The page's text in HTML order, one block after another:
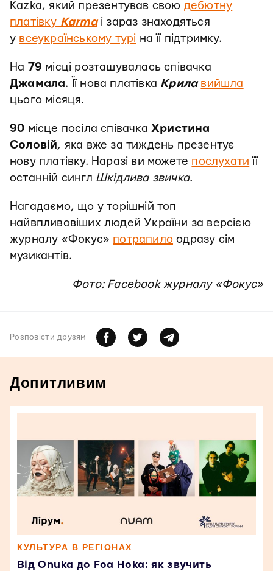
Kazka, який презентував свою дебютну
платівку Karmaі зараз знаходяться
у всеукраїнському турі на її підтримку.
На 79 місці розташувалась співачка
Джамала. Її нова платівка Крила вийшла
цього місяця.
90 місце посіла співачкаХристина
Соловій, яка вже за тиждень презентує
нову платівку. Наразі ви можете послухати її
останній сингл Шкідлива звичка.
Нагадаємо, що у торішній топ
найвпливовіших людей України за версією
журналу «Фокус» потрапило одразу сім
музикантів.
Фото: Facebook журналу «Фокус»
Розповiсти друзям
Допитливим
КУЛЬТУРА В РЕГІОНАХ
Від Onuka до Foa Hoka: як звучить